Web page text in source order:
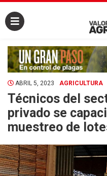
ABRIL 5, 2023 AGRICULTURA
Técnicos del
privado se
muestreo de